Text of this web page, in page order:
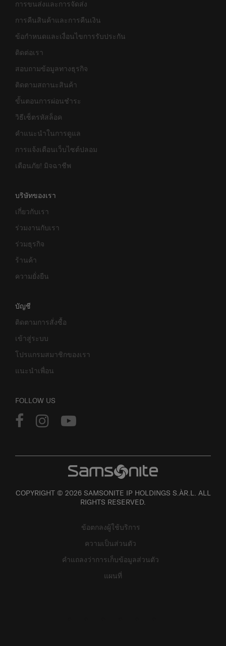
การขนส่งและการจัดส่ง
การคืนสินค้าและการคืนเงิน
ข้อกำหนดและเงื่อนไขการรับประกัน
ติดต่อเรา
สอบถามข้อมูลทางธุรกิจ
ติดตามสถานะสินค้า
ขั้นตอนการผ่อนชำระ
วิธีเซ็ตรหัสล็อค
คำแนะนำในการดูแล
การแจ้งเตือนเว็บไซต์ปลอม
เตือนภัย! มิจฉาชีพ
บริษัทของเรา
เกี่ยวกับเรา
ร่วมงานกับเรา
ร่วมธุรกิจ
ร้านค้า
ความยั่งยืน
บัญชี
ติดตามการสั่งซื้อ
เข้าสู่ระบบ
โปรแกรมสมาชิกของเรา
แนะนำเพื่อน
FOLLOW US
COPYRIGHT © 2026 SAMSONITE IP HOLDINGS S.ÀR.L. ALL
RIGHTS RESERVED.
ข้อตกลงผู้ใช้บริการ
ความเป็นส่วนตัว
คำแถลงว่าการเก็บข้อมูลส่วนตัว
แผนที่